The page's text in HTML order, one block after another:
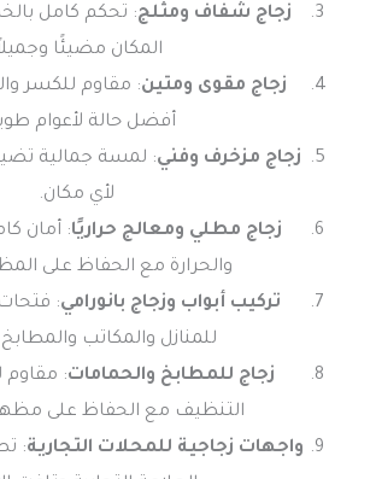
زجاج شفاف ومثلج: تحكم كامل
المكان مضيئًا
زجاج مقوى ومتين: مقاوم للكسر
أفضل حالة لأعوام
زجاج مزخرف وفني: لمسة جمالية
لأي مكان.
زجاج مطلي ومعالج حراريًا: أمان
والحرارة مع الحفاظ على
تركيب أبواب وزجاج بانورامي:
للمنازل والمكاتب والمطابخ
زجاج للمطابخ والحمامات:
التنظيف مع الحفاظ على مظهر
واجهات زجاجية للمحلات التجارية: